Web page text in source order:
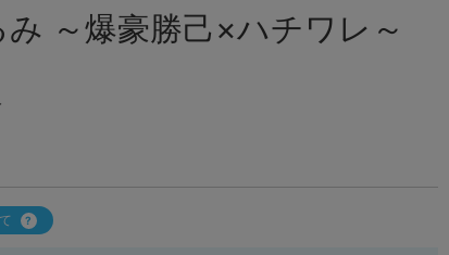
～爆豪勝己×ハチワレ～